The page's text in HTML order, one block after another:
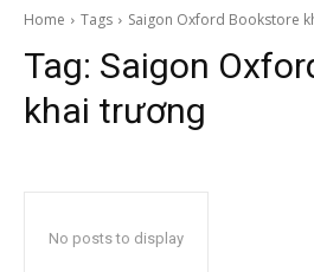
Home Tags Saigon Oxford Bookstore
Tag: Saigon
khai trương
No posts to display